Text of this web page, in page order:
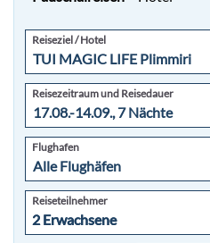
Reiseziel / Hotel
Reisezeitraum und Reisedauer
Flughafen
Reiseteilnehmer
2 Erwachsene
2 Erwachsene